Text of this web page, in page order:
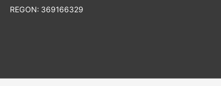
REGON: 369166329